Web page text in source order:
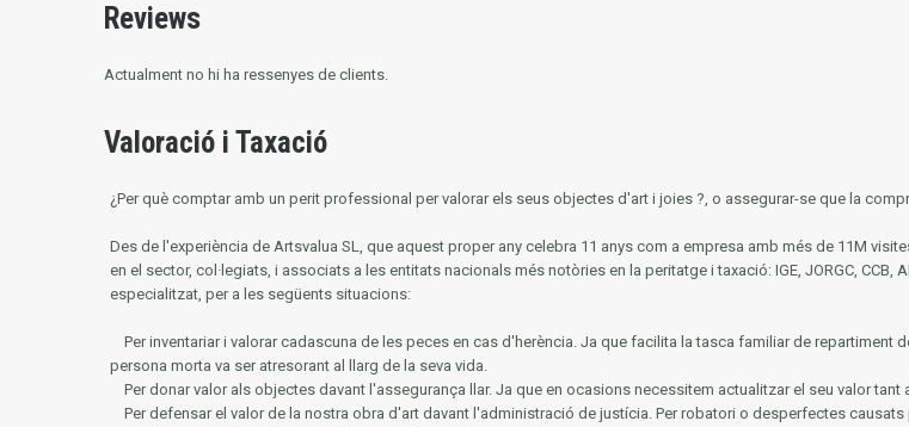
Reviews
Actualment no hi ha ressenyes de clients.
Valoració i Taxació
¿Per què comptar amb un perit professional per valorar els seus objectes d'art i joies ?, o assegurar-se que la
Des de l'experiència de Artsvalua SL, que aquest proper any celebra 11 anys com a empresa amb més de 11M
en el sector, col·legiats, i associats a les entitats nacionals més notòries en la peritatge i taxació: IGE, JORGC,
especialitzat, per a les següents situacions:
Per inventariar i valorar cadascuna de les peces en cas d'herència. Ja que facilita la tasca familiar de repartiment
persona morta va ser atresorant al llarg de la seva vida.
Per donar valor als objectes davant l'assegurança llar. Ja que en ocasions necessitem actualitzar el seu valor tant
Per defensar el valor de la nostra obra d'art davant l'administració de justícia. Per robatori o desperfectes causats